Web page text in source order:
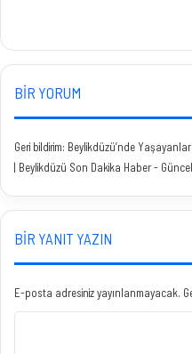
BIR YORUM
Geri bildirim: Beylikdüzü’nde
| Beylikdüzü Son Dakika Haber -
BIR YANIT YAZIN
E-posta adresiniz yayınlanmayacak.